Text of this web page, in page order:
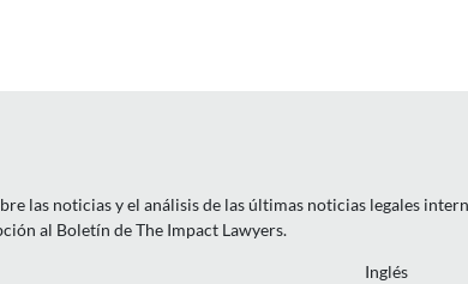
las noticias y el análisis de las últimas noticias legales
al Boletín de The Impact Lawyers.
Inglés